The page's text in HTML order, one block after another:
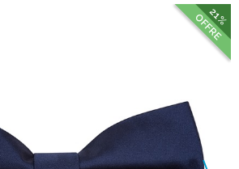
21%
OFFRE